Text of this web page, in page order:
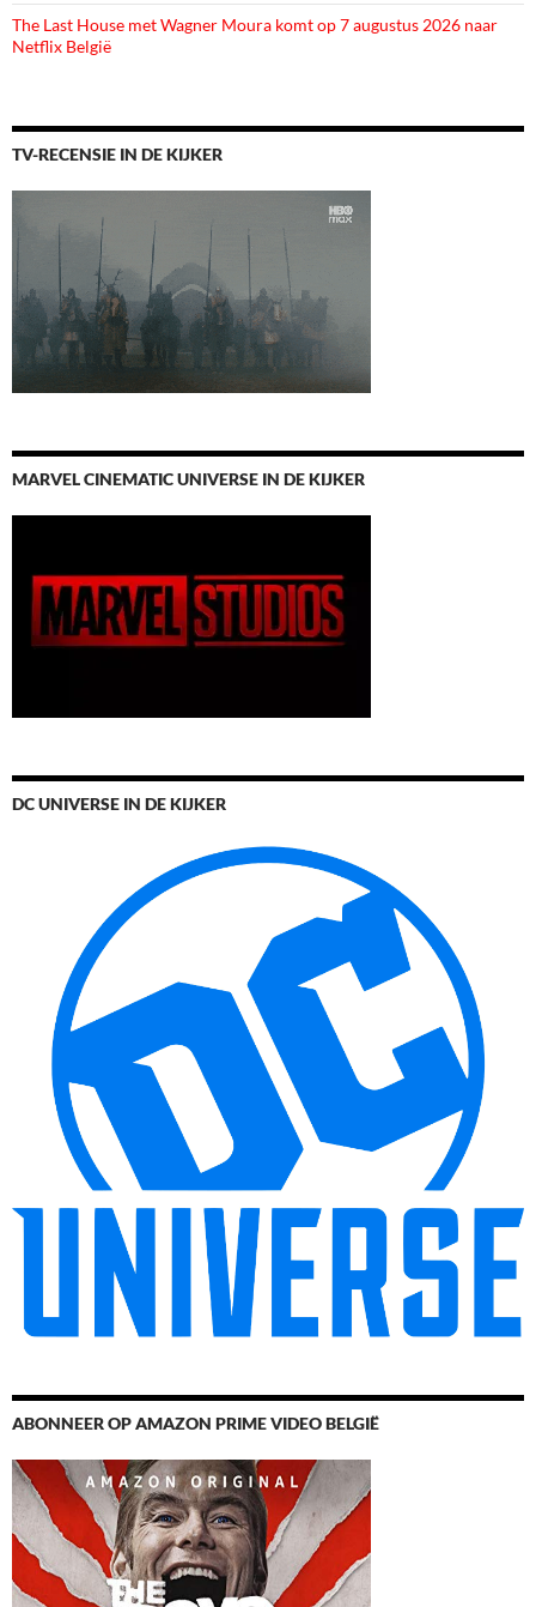
The Last House met Wagner Moura komt op 7 augustus 2026 naar
Netflix België
TV-RECENSIE IN DE KIJKER
MARVEL CINEMATIC UNIVERSE IN DE KIJKER
DC UNIVERSE IN DE KIJKER
ABONNEER OP AMAZON PRIME VIDEO BELGIË